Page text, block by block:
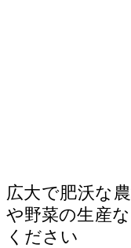
広大で肥沃な
や野菜の生産
ください